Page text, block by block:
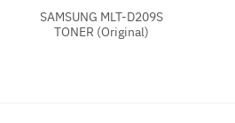
SAMSUNG MLT-D209S
TONER (Original)